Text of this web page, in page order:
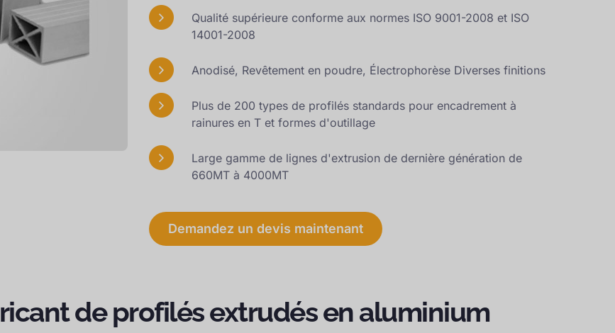
Qualité supérieure conforme aux normes ISO 9001-2008 et ISO
14001-2008
Anodisé, Revêtement en poudre, Électrophorèse Diverses finitions
Plus de 200 types de profilés standards pour encadrement à
rainures en T et formes d'outillage
Large gamme de lignes d'extrusion de dernière génération de
660MT à 4000MT
Demandez un devis maintenant
de profilés extrudés en aluminium